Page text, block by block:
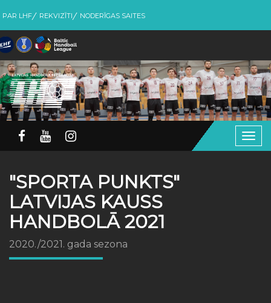
PAR LHF REKVIZĪTI NODERĪGAS SAITES
"SPORTA PUNKTS"
LATVIJAS KAUSS
HANDBOLĀ 2021
2020./2021. gada sezona